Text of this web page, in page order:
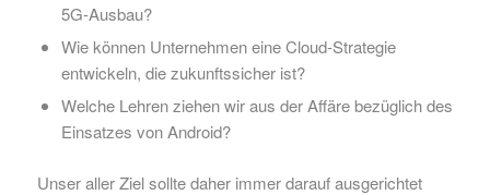
5G-Ausbau?
Wie können Unternehmen eine Cloud-Strategie
entwickeln, die zukunftssicher ist?
Welche Lehren ziehen wir aus der Affäre bezüglich des
Einsatzes von Android?
Unser aller Ziel sollte daher immer darauf ausgerichtet